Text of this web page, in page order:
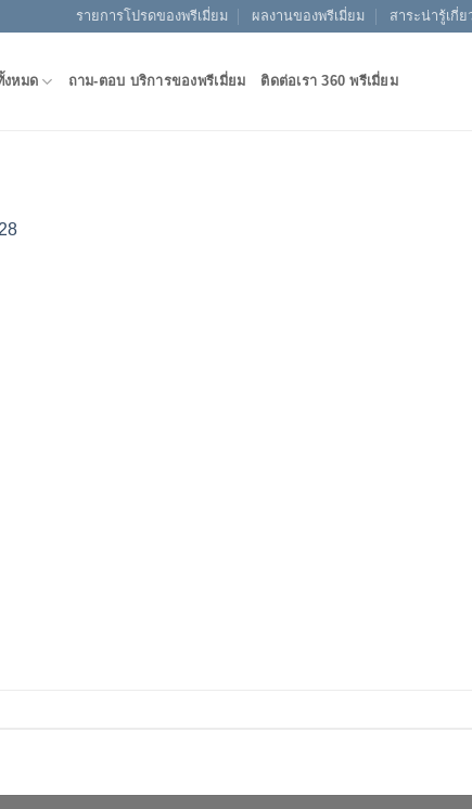
รายการโปรดของพรีเมี่ยม ผลงานของพรีเมี่ยม สาระน่ารู้เกี่
งหมด ถาม-ตอบ บริการของพรีเมี่ยม ติดต่อเรา 360 พรีเมี่ยม